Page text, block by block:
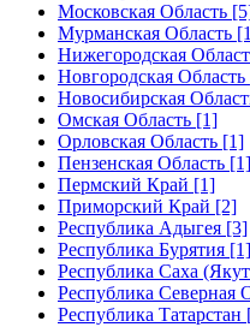
Московская Область
Мурманская Область
Нижегородская
Новгородская
Новосибирская
Омская Область [1]
Орловская Область [1]
Пензенская Область [1]
Пермский Край [1]
Приморский Край [2]
Республика Адыгея [3]
Республика Бурятия [1]
Республика Саха
Республика Северная
Республика Татарстан